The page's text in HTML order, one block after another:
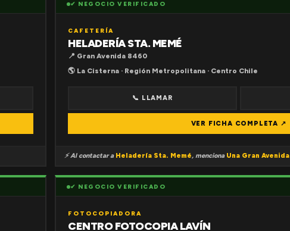
✔ NEGOCIO VERIFICADO
CAFETERÍA
HELADERÍA STA. MEMÉ
📍 Gran Avenida 8460
🌎 La Cisterna · Región Metropolitana · Centro Chile
📞 LLAMAR
VER FICHA COMPLETA ↗
⚡ Al contactar a Heladería Sta. Memé, menciona Una Gran Avenida
✔ NEGOCIO VERIFICADO
FOTOCOPIADORA
CENTRO FOTOCOPIA LAVÍN